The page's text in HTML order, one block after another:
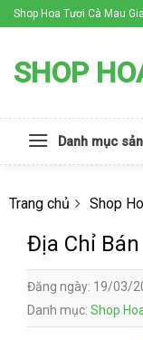
Skip
to
Shop Hoa Tươi Cà Mau
SHOP
Danh mục
Trang chủ Shop
Địa Chỉ
Đăng ngày: 19/03/
Danh mục: Shop